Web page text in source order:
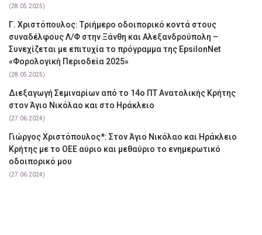
(28.05.2025)
Γ. Χριστόπουλος: Tριήμερο οδοιπορικό κοντά στους
συναδέλφους Λ/Φ στην Ξάνθη και Αλεξανδρούπολη –
Συνεχίζεται με επιτυχία το πρόγραμμα της EpsilonNet
«Φορολογική Περιοδεία 2025»
(28.05.2025)
Διεξαγωγή Σεμιναρίων από το 14ο ΠΤ Ανατολικής Κρήτης
στον Άγιο Νικόλαο και στο Ηράκλειο
(27.06.2024)
Γιώργος Χριστόπουλος*: Στον Άγιο Νικόλαο και Ηράκλειο
Κρήτης με το ΟΕΕ αύριο και μεθαύριο το ενημερωτικό
οδοιπορικό μου
(27.06.2024)